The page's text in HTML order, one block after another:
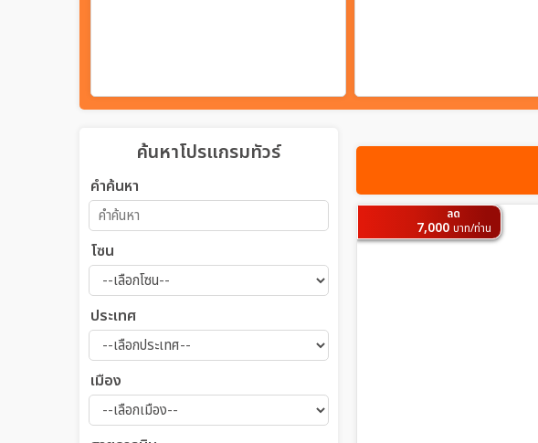
ค้นหาโปรแกรมทัวร์
คำค้นหา
โซน
ประเทศ
เมือง
ลด
7,000 บาท/ท่าน